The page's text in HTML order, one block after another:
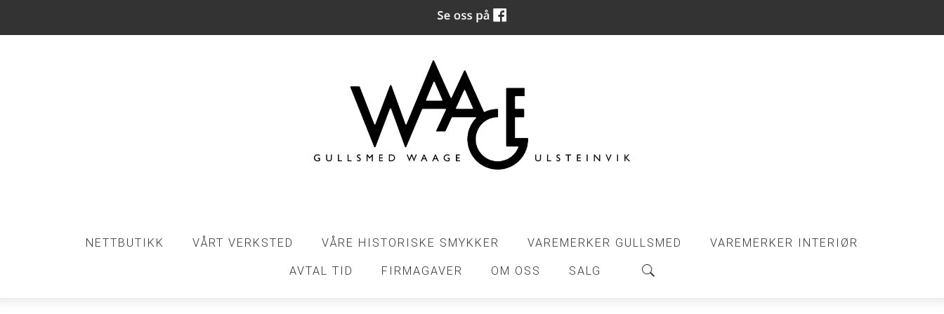
NETTBUTIKK VÅRT VERKSTED VÅRE HISTORISKE SMYKKER VAREMERKER GULLSMED VAREMERKER INTERIØR
AVTAL TID FIRMAGAVER OM OSS SALG